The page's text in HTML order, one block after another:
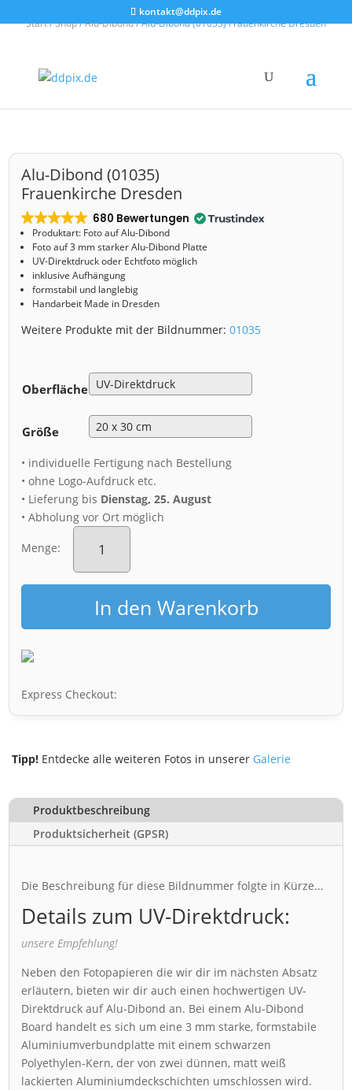
kontakt@ddpix.de
Start/Shop/Alu-Dibond/ Alu-Dibond (01035) Frauenkirche Dresden
Alu-Dibond (01035)
Frauenkirche Dresden
680 Bewertungen
Produktart: Foto auf Alu-Dibond
Foto auf 3 mm starker Alu-Dibond Platte
UV-Direktdruck oder Echtfoto möglich
inklusive Aufhängung
formstabil und langlebig
Handarbeit Made in Dresden
Weitere Produkte mit der Bildnummer:01035
Oberfläche
Größe
• individuelle Fertigung nach Bestellung
• ohne Logo-Aufdruck etc.
• Lieferung bis Dienstag, 25. August
• Abholung vor Ort möglich
Menge:
Alu-
Dibond
Frauenkirche
Dresden
MengeIn den Warenkorb
Express Checkout:
Tipp! Entdecke alle weiteren Fotos in unserer Galerie
Produktbeschreibung
Produktsicherheit (GPSR)
Die Beschreibung für diese Bildnummer folgte in Kürze...
Details zum UV-Direktdruck:
unsere Empfehlung!
Neben den Fotopapieren die wir dir im nächsten Absatz
erläutern, bieten wir dir auch einen hochwertigen UV-
Direktdruck auf Alu-Dibond an. Bei einem Alu-Dibond
Board handelt es sich um eine 3 mm starke, formstabile
Aluminiumverbundplatte mit einem schwarzen
Polyethylen-Kern, der von zwei dünnen, matt weiß
lackierten Aluminiumdeckschichten umschlossen wird.